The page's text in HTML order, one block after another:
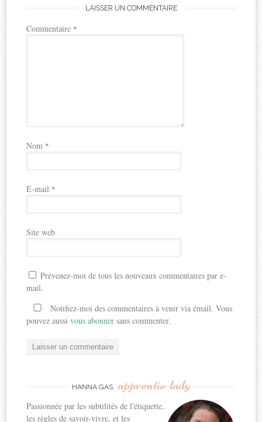
LAISSER UN COMMENTAIRE
Commentaire *
Nom *
E-mail *
Site web
Prévenez-moi de tous les nouveaux commentaires par e-
mail.
Notifiez-moi des commentaires à venir via émail. Vous
pouvez aussivous abonner sans commenter.
HANNA GAS, apprentie-lady
Passionnée par les subtilités de l'étiquette,
les règles de savoir-vivre, et les